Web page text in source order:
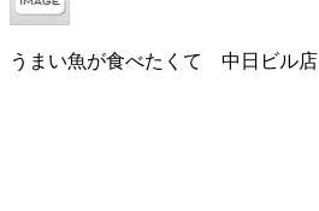
うまい魚が食べたくて 中日ビル店